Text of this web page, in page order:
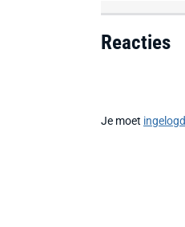
Reacties
Je moet ingelogd